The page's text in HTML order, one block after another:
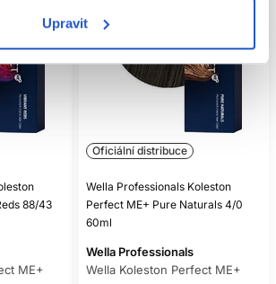
Upravit
88/43
ME+
Oficiální distribuce
Wella Professionals Koleston
Perfect ME+ Pure Naturals 4/0
60ml
Wella Professionals
Wella Koleston Perfect ME+